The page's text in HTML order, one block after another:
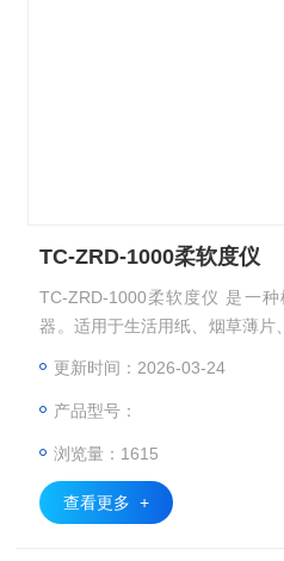
TC-ZRD-1000柔软度仪
TC-ZRD-1000柔软度仪 是一种模拟手感柔软程度的测试仪
器。适用于生活用纸、烟草薄片
更新时间：2026-03-24
产品型号：
浏览量：1615
查看更多 +